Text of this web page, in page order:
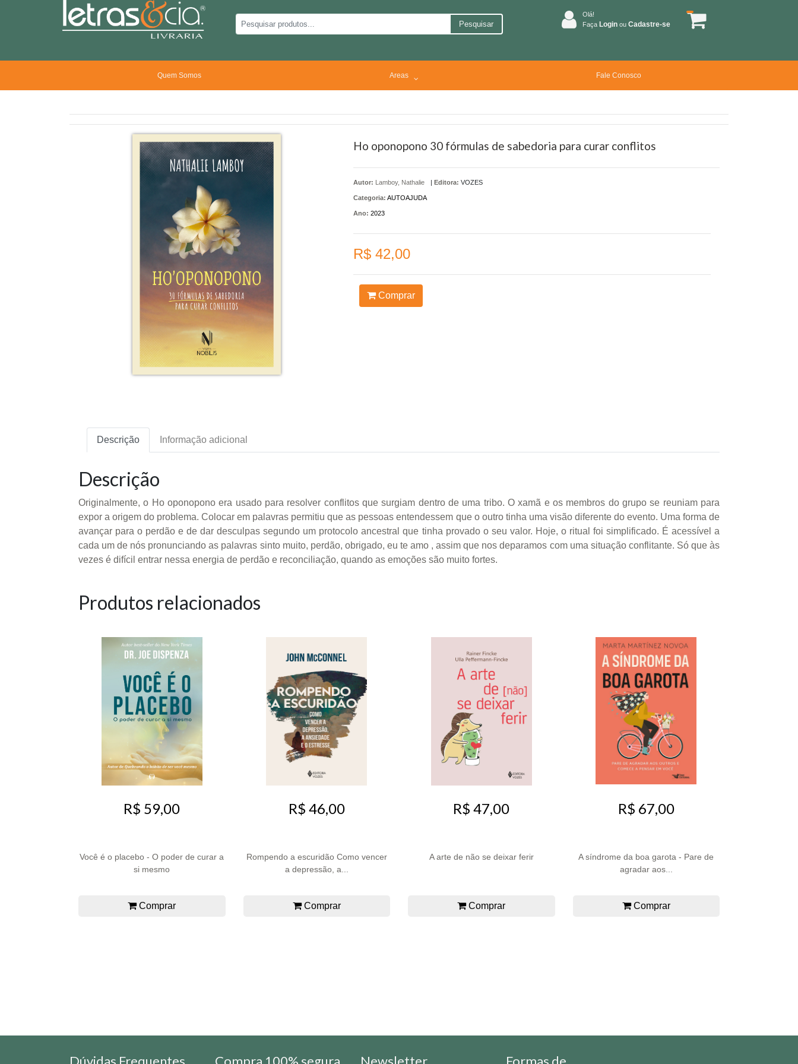
Pesquisar
Olá!
Faça Login ou Cadastre-se
Quem Somos Areas Fale Conosco
Ho oponopono 30 fórmulas de sabedoria para curar conflitos
Autor: Lamboy, Nathalie | Editora: VOZES
Categoria: AUTOAJUDA
Ano: 2023
R$ 42,00
Comprar
Descrição Informação adicional
Descrição
Originalmente, o Ho oponopono era usado para resolver conflitos que surgiam dentro de uma tribo. O xamã e os membros do grupo se reuniam para
expor a origem do problema. Colocar em palavras permitiu que as pessoas entendessem que o outro tinha uma visão diferente do evento. Uma forma de
avançar para o perdão e de dar desculpas segundo um protocolo ancestral que tinha provado o seu valor. Hoje, o ritual foi simplificado. É acessível a
cada um de nós pronunciando as palavras sinto muito, perdão, obrigado, eu te amo , assim que nos deparamos com uma situação conflitante. Só que às
vezes é difícil entrar nessa energia de perdão e reconciliação, quando as emoções são muito fortes.
Produtos relacionados
R$ 59,00
Você é o placebo - O poder de curar a
si mesmo
Comprar
R$ 46,00
Rompendo a escuridão Como vencer
a depressão, a...
Comprar
R$ 47,00
A arte de não se deixar ferir
Comprar
R$ 67,00
A síndrome da boa garota - Pare de
agradar aos...
Comprar
Dúvidas Frequentes Compra 100% segura Newsletter Formas de